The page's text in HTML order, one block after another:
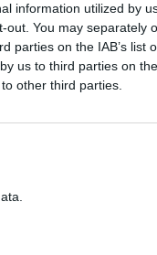
information utilized by
You may separately
parties on the IAB’s list
us to third parties on the
other third parties.